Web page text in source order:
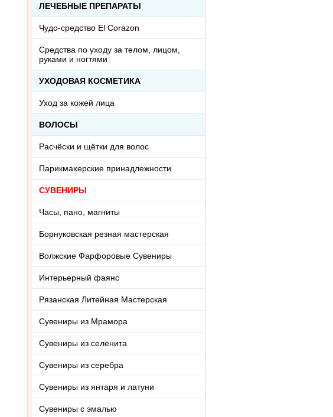
ЛЕЧЕБНЫЕ ПРЕПАРАТЫ
Чудо-средство El Corazon
Средства по уходу за телом, лицом,
руками и ногтями
УХОДОВАЯ КОСМЕТИКА
Уход за кожей лица
ВОЛОСЫ
Расчёски и щётки для волос
Парикмахерские принадлежности
СУВЕНИРЫ
Часы, пано, магниты
Борнуковская резная мастерская
Волжские Фарфоровые Сувениры
Интерьерный фаянс
Рязанская Литейная Мастерская
Сувениры из Мрамора
Сувениры из селенита
Сувениры из серебра
Сувениры из янтаря и латуни
Сувениры с эмалью